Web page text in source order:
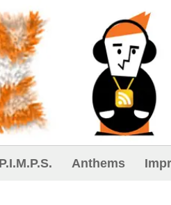
P.I.M.P.S. Anthems